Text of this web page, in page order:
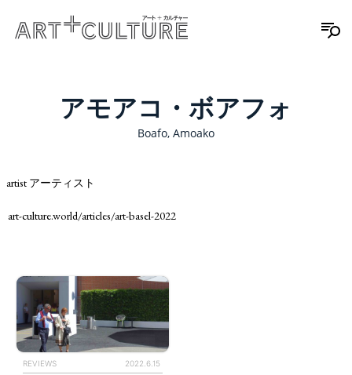
アモアコ・ボアフォ
Boafo, Amoako
artist アーティスト
art-culture.world/articles/art-basel-2022
REVIEWS 2022.6.15